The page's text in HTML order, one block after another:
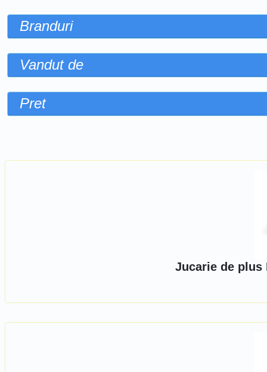
Branduri
Vandut de
Pret
Jucarie de plus